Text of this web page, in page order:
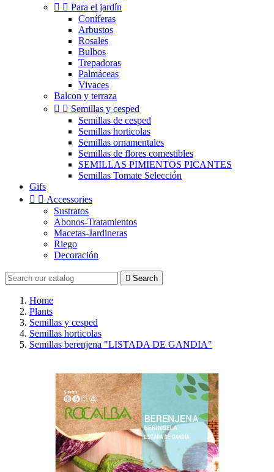
  Para el jardín
Coníferas
Arbustos
Rosales
Bulbos
Trepadoras
Palmáceas
Vivaces
Balcon y terraza
  Semillas y cesped
Semillas de cesped
Semillas horticolas
Semillas ornamentales
Semillas de flores comestibles
SEMILLAS PIMIENTOS PICANTES
Semillas Tomate Selección
Gifs
  Accessories
Sustratos
Abonos-Tratamientos
Macetas-Jardineras
Riego
Decoración
 Search
Home
Plants
Semillas y cesped
Semillas horticolas
Semillas berenjena "LISTADA DE GANDIA"